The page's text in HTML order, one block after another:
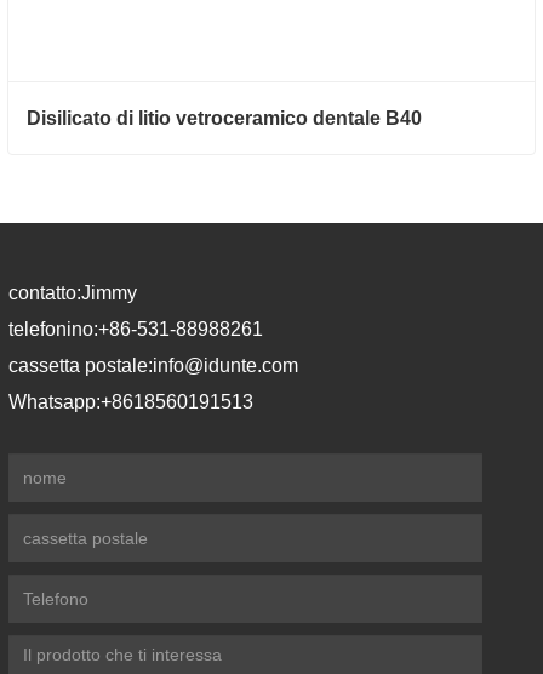
Disilicato di litio vetroceramico dentale B40
contatto:Jimmy
telefonino:+86-531-88988261
cassetta postale:info@idunte.com
Whatsapp:+8618560191513